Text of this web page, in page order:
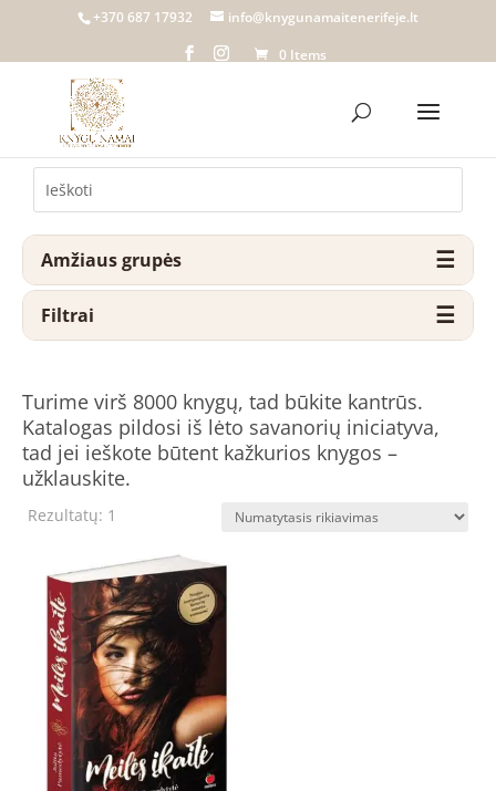
+370 687 17932
info@knygunamaitenerifeje.lt
0 Items
Amžiaus grupės
Filtrai
Turime virš 8000 knygų, tad būkite kantrūs.
Katalogas pildosi iš lėto savanorių iniciatyva,
tad jei ieškote būtent kažkurios knygos –
užklauskite.
Rezultatų: 1